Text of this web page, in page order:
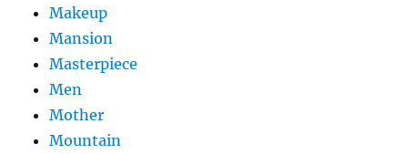
Makeup
Mansion
Masterpiece
Men
Mother
Mountain